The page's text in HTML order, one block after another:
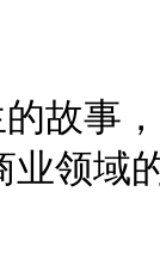
故事
领域